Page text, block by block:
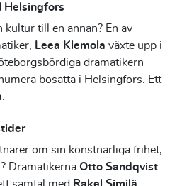
Helsingfors
kultur till en annan? En av
Leea Klemola växte upp i
dramatikern
bosatta i Helsingfors. Ett
.
om sin konstnärliga frihet,
Dramatikerna Otto Sandqvist